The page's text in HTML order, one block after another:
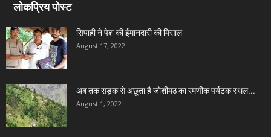
लोकप्रिय पोस्ट
सिपाही ने पेश की ईमानदारी की मिसाल
August 17, 2022
अब तक सड़क से अछूता है जोशीमठ का रमणीक पर्यटक स्थल...
August 1, 2022